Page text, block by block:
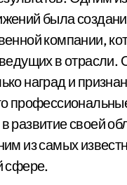
была
компании,
в отрасли.
наград и
развитие своей
из самых
сфере.